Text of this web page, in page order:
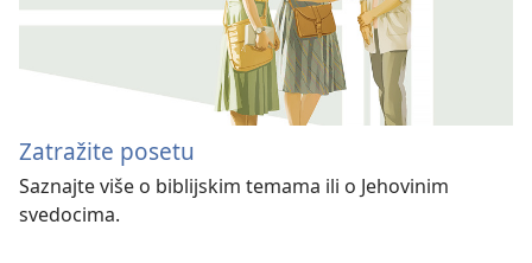
Zatražite posetu
Saznajte više o biblijskim temama ili o Jehovinim
svedocima.